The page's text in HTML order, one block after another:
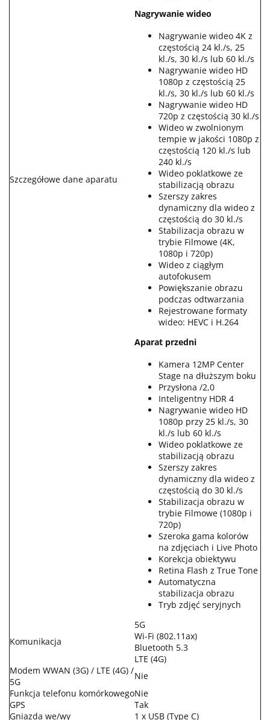
Szczegółowe dane aparatu
Nagrywanie wideo
Nagrywanie wideo 4K z
częstością 24 kl./s, 25
kl./s, 30 kl./s lub 60 kl./s
Nagrywanie wideo HD
1080p z częstością 25
kl./s, 30 kl./s lub 60 kl./s
Nagrywanie wideo HD
720p z częstością 30 kl./s
Wideo w zwolnionym
tempie w jakości 1080p z
częstością 120 kl./s lub
240 kl./s
Wideo poklatkowe ze
stabilizacją obrazu
Szerszy zakres
dynamiczny dla wideo z
częstością do 30 kl./s
Stabilizacja obrazu w
trybie Filmowe (4K,
1080p i 720p)
Wideo z ciągłym
autofokusem
Powiększanie obrazu
podczas odtwarzania
Rejestrowane formaty
wideo: HEVC i H.264
Aparat przedni
Kamera 12MP Center
Stage na dłuższym boku
Przysłona /2,0
Inteligentny HDR 4
Nagrywanie wideo HD
1080p przy 25 kl./s, 30
kl./s lub 60 kl./s
Wideo poklatkowe ze
stabilizacją obrazu
Szerszy zakres
dynamiczny dla wideo z
częstością do 30 kl./s
Stabilizacja obrazu w
trybie Filmowe (1080p i
720p)
Szeroka gama kolorów
na zdjęciach i Live Photo
Korekcja obiektywu
Retina Flash z True Tone
Automatyczna
stabilizacja obrazu
Tryb zdjęć seryjnych
Komunikacja
5G
Wi-Fi (802.11ax)
Bluetooth 5.3
LTE (4G)
Modem WWAN (3G) / LTE (4G) /
5G
Nie
Funkcja telefonu komórkowegoNie
GPS
Tak
Gniazda we/wy
1 x USB (Type C)